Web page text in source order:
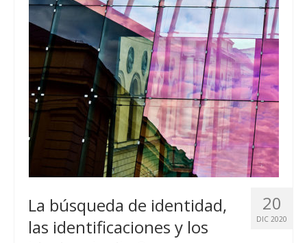
20
DIC 2020
La búsqueda de identidad,
las identificaciones y los